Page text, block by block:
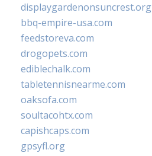
displaygardenonsuncrest.org
bbq-empire-usa.com
feedstoreva.com
drogopets.com
ediblechalk.com
tabletennisnearme.com
oaksofa.com
soultacohtx.com
capishcaps.com
gpsyfl.org